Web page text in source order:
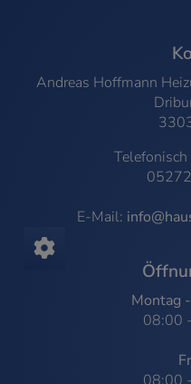
FOOTER -
Andreas Hoffmann
Telefonisch
E-Mail:
Montag
08:00